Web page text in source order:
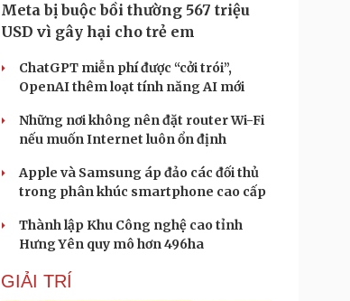
Meta bị buộc bồi thường 567 triệu
USD vì gây hại cho trẻ em
ChatGPT miễn phí được “cởi trói”,
OpenAI thêm loạt tính năng AI mới
Những nơi không nên đặt router Wi-Fi
nếu muốn Internet luôn ổn định
Apple và Samsung áp đảo các đối thủ
trong phân khúc smartphone cao cấp
Thành lập Khu Công nghệ cao tỉnh
Hưng Yên quy mô hơn 496ha
GIẢI TRÍ